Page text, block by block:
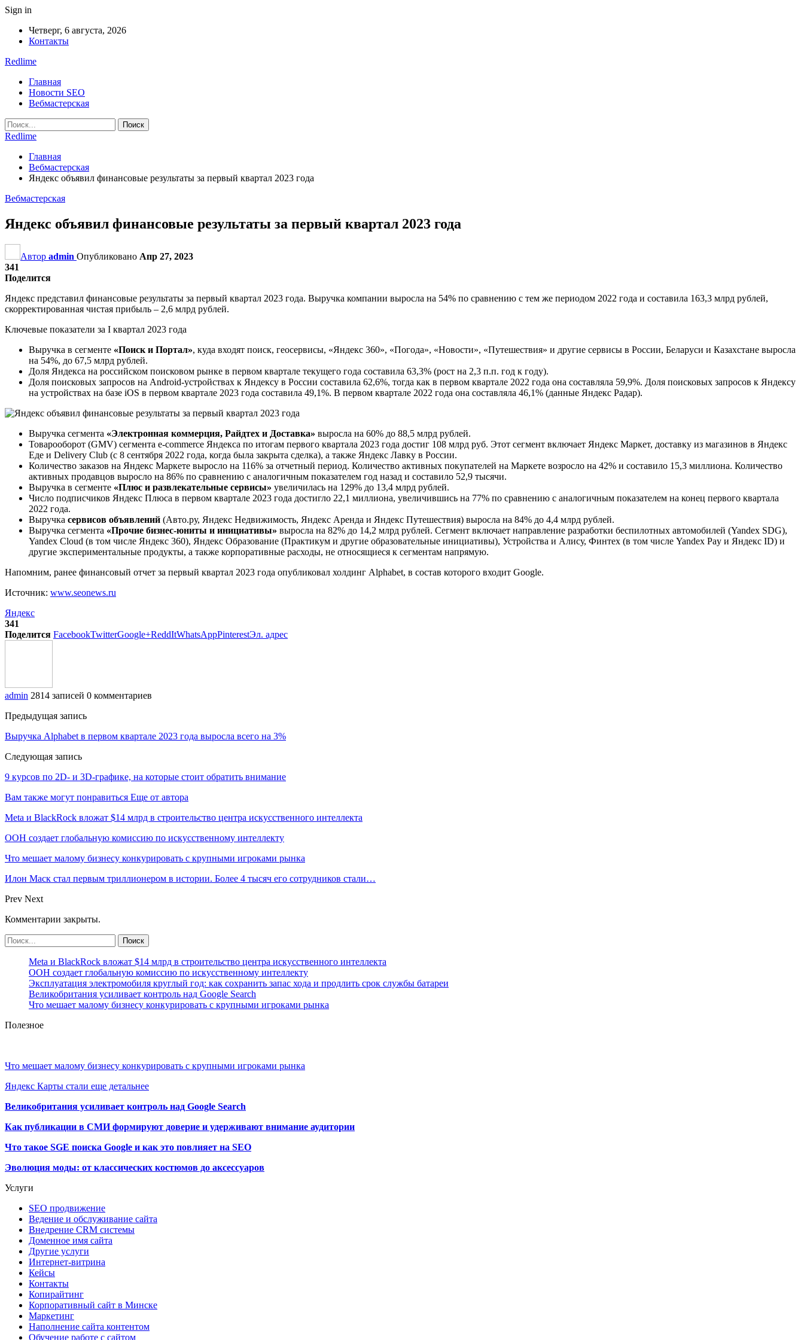
Sign in
Четверг, 6 августа, 2026
Контакты
Redlime
Главная
Новости SEO
Вебмастерская
Redlime
Главная
Вебмастерская
Яндекс объявил финансовые результаты за первый квартал 2023 года
Вебмастерская
Яндекс объявил финансовые результаты за первый квартал 2023 года
Автор admin Опубликовано Апр 27, 2023
341
Поделится
Яндекс представил финансовые результаты за первый квартал 2023 года. Выручка компании выросла на 54% по сравнению с тем же периодом 2022 года и составила 163,3 млрд рублей,
скорректированная чистая прибыль – 2,6 млрд рублей.
Ключевые показатели за I квартал 2023 года
Выручка в сегменте «Поиск и Портал», куда входят поиск, геосервисы, «Яндекс 360», «Погода», «Новости», «Путешествия» и другие сервисы в России, Беларуси и Казахстане выросла
на 54%, до 67,5 млрд рублей.
Доля Яндекса на российском поисковом рынке в первом квартале текущего года составила 63,3% (рост на 2,3 п.п. год к году).
Доля поисковых запросов на Android-устройствах к Яндексу в России составила 62,6%, тогда как в первом квартале 2022 года она составляла 59,9%. Доля поисковых запросов к Яндексу
на устройствах на базе iOS в первом квартале 2023 года составила 49,1%. В первом квартале 2022 года она составляла 46,1% (данные Яндекс Радар).
Выручка сегмента «Электронная коммерция, Райдтех и Доставка» выросла на 60% до 88,5 млрд рублей.
Товарооборот (GMV) сегмента e-commerce Яндекса по итогам первого квартала 2023 года достиг 108 млрд руб. Этот сегмент включает Яндекс Маркет, доставку из магазинов в Яндекс
Еде и Delivery Club (с 8 сентября 2022 года, когда была закрыта сделка), а также Яндекс Лавку в России.
Количество заказов на Яндекс Маркете выросло на 116% за отчетный период. Количество активных покупателей на Маркете возросло на 42% и составило 15,3 миллиона. Количество
активных продавцов выросло на 86% по сравнению с аналогичным показателем год назад и составило 52,9 тысячи.
Выручка в сегменте «Плюс и развлекательные сервисы» увеличилась на 129% до 13,4 млрд рублей.
Число подписчиков Яндекс Плюса в первом квартале 2023 года достигло 22,1 миллиона, увеличившись на 77% по сравнению с аналогичным показателем на конец первого квартала
2022 года.
Выручка сервисов объявлений (Авто.ру, Яндекс Недвижимость, Яндекс Аренда и Яндекс Путешествия) выросла на 84% до 4,4 млрд рублей.
Выручка сегмента «Прочие бизнес-юниты и инициативы» выросла на 82% до 14,2 млрд рублей. Сегмент включает направление разработки беспилотных автомобилей (Yandex SDG),
Yandex Cloud (в том числе Яндекс 360), Яндекс Образование (Практикум и другие образовательные инициативы), Устройства и Алису, Финтех (в том числе Yandex Pay и Яндекс ID) и
другие экспериментальные продукты, а также корпоративные расходы, не относящиеся к сегментам напрямую.
Напомним, ранее финансовый отчет за первый квартал 2023 года опубликовал холдинг Alphabet, в состав которого входит Google.
Источник: www.seonews.ru
Яндекс
341
Поделится FacebookTwitterGoogle+ReddItWhatsAppPinterestЭл. адрес
admin 2814 записей 0 комментариев
Предыдущая запись
Выручка Alphabet в первом квартале 2023 года выросла всего на 3%
Следующая запись
9 курсов по 2D- и 3D-графике, на которые стоит обратить внимание
Вам также могут понравиться Еще от автора
Meta и BlackRock вложат $14 млрд в строительство центра искусственного интеллекта
ООН создает глобальную комиссию по искусственному интеллекту
Что мешает малому бизнесу конкурировать с крупными игроками рынка
Илон Маск стал первым триллионером в истории. Более 4 тысяч его сотрудников стали…
Prev Next
Комментарии закрыты.
Meta и BlackRock вложат $14 млрд в строительство центра искусственного интеллекта
ООН создает глобальную комиссию по искусственному интеллекту
Эксплуатация электромобиля круглый год: как сохранить запас хода и продлить срок службы батареи
Великобритания усиливает контроль над Google Search
Что мешает малому бизнесу конкурировать с крупными игроками рынка
Полезное
Что мешает малому бизнесу конкурировать с крупными игроками рынка
Яндекс Карты стали еще детальнее
Великобритания усиливает контроль над Google Search
Как публикации в СМИ формируют доверие и удерживают внимание аудитории
Что такое SGE поиска Google и как это повлияет на SEO
Эволюция моды: от классических костюмов до аксессуаров
Услуги
SEO продвижение
Ведение и обслуживание сайта
Внедрение CRM системы
Доменное имя сайта
Другие услуги
Интернет-витрина
Кейсы
Контакты
Копирайтинг
Корпоративный сайт в Минске
Маркетинг
Наполнение сайта контентом
Обучение работе с сайтом